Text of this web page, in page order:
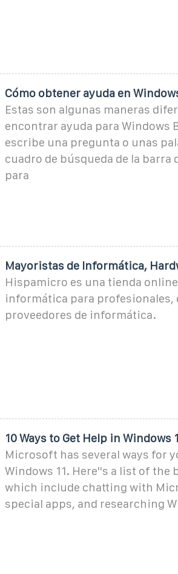
Cómo obtener ayuda en
Estas son algunas maneras
encontrar ayuda para Windows
escribe una pregunta o unas
cuadro de búsqueda de la barra
para
Mayoristas de Informática,
Hispamicro es una tienda
informática para
proveedores de informática.
10 Ways to Get Help in Windows
Microsoft has several ways for
Windows 11. Here''s a list of the
which include chatting with
special apps, and researching